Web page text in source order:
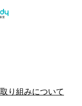
り組みについて